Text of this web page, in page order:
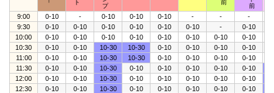
ト
プ
前
前
9:00 0-10 - 0-10 0-10 0-10 - - -
9:30
0-10 0-10 0-10 0-10 0-10 0-10 - 0-10
10:00
0-10 0-10 0-10 0-10 0-10 0-10 0-10 0-10
10:30
0-10 0-10 10-30 10-30 0-10 0-10 0-10 0-10
11:00
0-10 0-10 10-30 10-30 0-10 0-10 0-10 0-10
11:30
0-10 0-10 10-30 0-10 0-10 0-10 0-10 0-10
12:00
0-10 0-10 10-30 0-10 0-10 0-10 0-10 0-10
12:30
0-10 0-10 10-30 0-10 0-10 0-10 0-10 0-10